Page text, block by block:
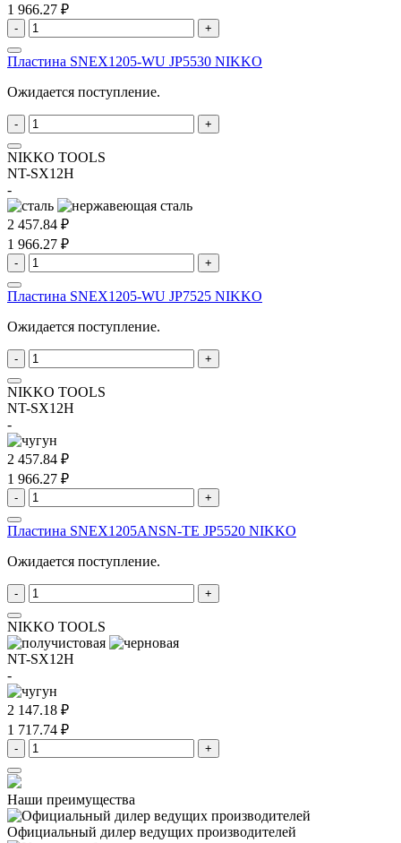
1 966.27 ₽
- +
Пластина SNEX1205-WU JP5530 NIKKO
Ожидается поступление.
- +
NIKKO TOOLS
NT-SX12H
-
2 457.84 ₽
1 966.27 ₽
- +
Пластина SNEX1205-WU JP7525 NIKKO
Ожидается поступление.
- +
NIKKO TOOLS
NT-SX12H
-
2 457.84 ₽
1 966.27 ₽
- +
Пластина SNEX1205ANSN-TE JP5520 NIKKO
Ожидается поступление.
- +
NIKKO TOOLS
NT-SX12H
-
2 147.18 ₽
1 717.74 ₽
- +
Наши преимущества
Официальный дилер ведущих производителей